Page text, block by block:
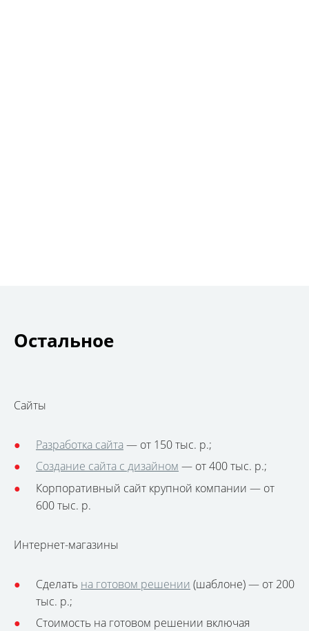
Остальное
Сайты
Разработка сайта — от 150 тыс. р.;
Создание сайта с дизайном — от 400 тыс. р.;
Корпоративный сайт крупной компании — от
600 тыс. р.
Интернет-магазины
Сделать на готовом решении (шаблоне) — от 200
тыс. р.;
Стоимость на готовом решении включая